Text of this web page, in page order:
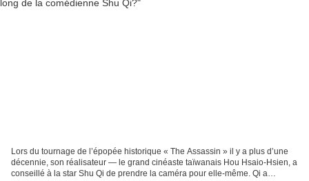
Lors du tournage de l’épopée historique « The Assassin » il y a plus d’une
décennie, son réalisateur — le grand cinéaste taïwanais Hou Hsaio-Hsien, a
conseillé à la star Shu Qi de prendre la caméra pour elle-même. Qi a